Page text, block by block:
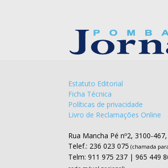
Estatuto Editorial
Ficha Técnica
Políticas de privacidade
Livro de Reclamações Online
Rua Mancha Pé nº2, 3100-
Telef.: 236 023 075 (chamada
Telm: 911 975 237 | 965 449